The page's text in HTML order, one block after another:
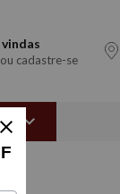
cadastre-se